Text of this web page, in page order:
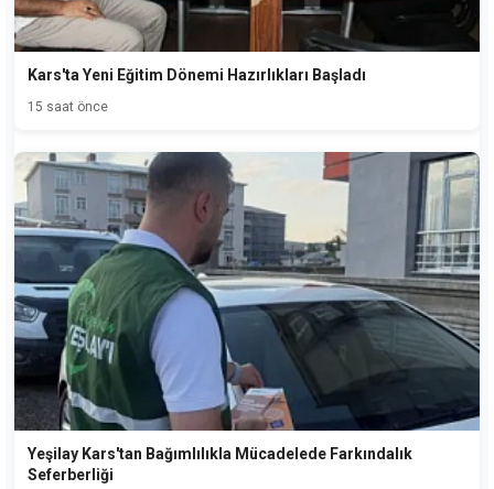
Kars'ta Yeni Eğitim Dönemi Hazırlıkları Başladı
15 saat önce
Yeşilay Kars'tan Bağımlılıkla Mücadelede Farkındalık
Seferberliği